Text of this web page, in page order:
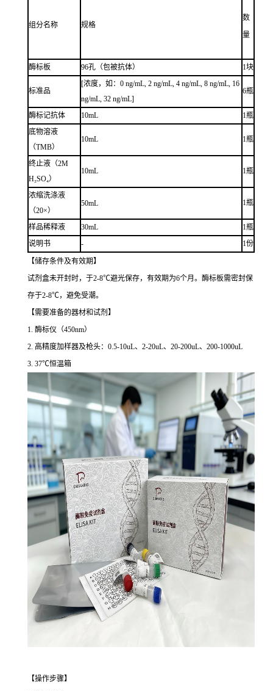
组分名称 规格
数
量
酶标板 96孔（包被抗体） 1块
标准品
[浓度，如：0 ng/mL, 2 ng/mL, 4 ng/mL, 8 ng/mL, 16
ng/mL, 32 ng/mL]
6瓶
酶标记抗体 10mL
1瓶
底物溶液
（TMB）
10mL 1瓶
终止液（2M
H₂SO₄）
10mL 1瓶
浓缩洗涤液
（20×）
50mL 1瓶
样品稀释液 30mL
1瓶
说明书
- 1份
【储存条件及有效期】
试剂盒未开封时，于2-8℃避光保存，有效期为6个月。酶标板需密封保
存于2-8℃，避免受潮。
【需要准备的器材和试剂】
1. 酶标仪（450nm）
2. 高精度加样器及枪头：0.5-10uL、2-20uL、20-200uL、200-1000uL
3. 37℃恒温箱
【操作步骤】